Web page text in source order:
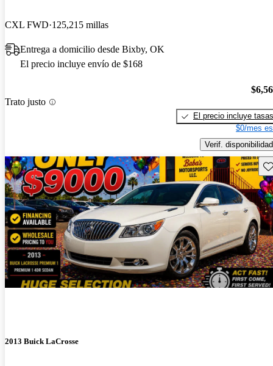
CXL FWD 125,215 millas
Entrega a domicilio desde Bixby, OK
El precio incluye envío de $168
Trato justo
El precio incluye tasas
$0/mes
Verif. disponibilidad
2013 Buick LaCrosse